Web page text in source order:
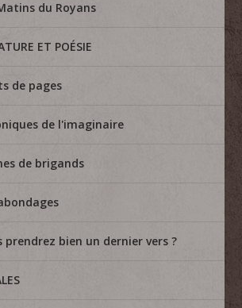
du Royans
ET POÉSIE
de pages
de l'imaginaire
de brigands
prendrez bien un dernier vers ?